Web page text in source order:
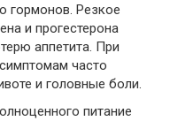
гормонов. Резкое
и прогестерона
аппетита. При
часто
и головные боли.
питание